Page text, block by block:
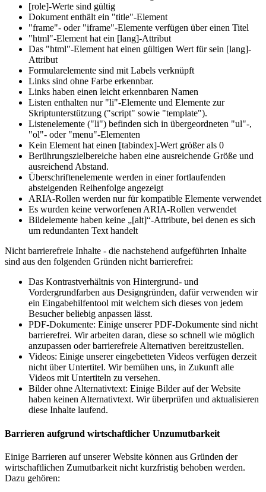
[role]-Werte sind gültig
Dokument enthält ein "title"-Element
"frame"- oder "iframe"-Elemente verfügen über einen Titel
"html"-Element hat ein [lang]-Attribut
Das "html"-Element hat einen gültigen Wert für sein [lang]-
Attribut
Formularelemente sind mit Labels verknüpft
Links sind ohne Farbe erkennbar.
Links haben einen leicht erkennbaren Namen
Listen enthalten nur "li"-Elemente und Elemente zur
Skriptunterstützung ("script" sowie "template").
Listenelemente ("li") befinden sich in übergeordneten "ul"-,
"ol"- oder "menu"-Elementen
Kein Element hat einen [tabindex]-Wert größer als 0
Berührungszielbereiche haben eine ausreichende Größe und
ausreichend Abstand.
Überschriftenelemente werden in einer fortlaufenden
absteigenden Reihenfolge angezeigt
ARIA-Rollen werden nur für kompatible Elemente verwendet
Es wurden keine verworfenen ARIA-Rollen verwendet
Bildelemente haben keine „[alt]“-Attribute, bei denen es sich
um redundanten Text handelt
Nicht barrierefreie Inhalte - die nachstehend aufgeführten Inhalte
sind aus den folgenden Gründen nicht barrierefrei:
Das Kontrastverhältnis von Hintergrund- und
Vordergrundfarben aus Designgründen, dafür verwenden wir
ein Eingabehilfentool mit welchem sich dieses von jedem
Besucher beliebig anpassen lässt.
PDF-Dokumente: Einige unserer PDF-Dokumente sind nicht
barrierefrei. Wir arbeiten daran, diese so schnell wie möglich
anzupassen oder barrierefreie Alternativen bereitzustellen.
Videos: Einige unserer eingebetteten Videos verfügen derzeit
nicht über Untertitel. Wir bemühen uns, in Zukunft alle
Videos mit Untertiteln zu versehen.
Bilder ohne Alternativtext: Einige Bilder auf der Website
haben keinen Alternativtext. Wir überprüfen und aktualisieren
diese Inhalte laufend.
Barrieren aufgrund wirtschaftlicher Unzumutbarkeit
Einige Barrieren auf unserer Website können aus Gründen der
wirtschaftlichen Zumutbarkeit nicht kurzfristig behoben werden.
Dazu gehören: